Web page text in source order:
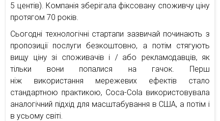
5 центів). Компанія зберігала фіксовану споживчу ціну
протягом 70 років.
Сьогодні технологічні стартапи зазвичай починають з
пропозиції послуги безкоштовно, а потім стягують
вищу ціну зі споживачів і / або рекламодавців, як
тільки вони попалися на гачок. Перш
ніж використання мережевих ефектів стало
стандартною практикою, Coca-Cola використовувала
аналогічний підхід для масштабування в США, а потім і
в усьому світі.